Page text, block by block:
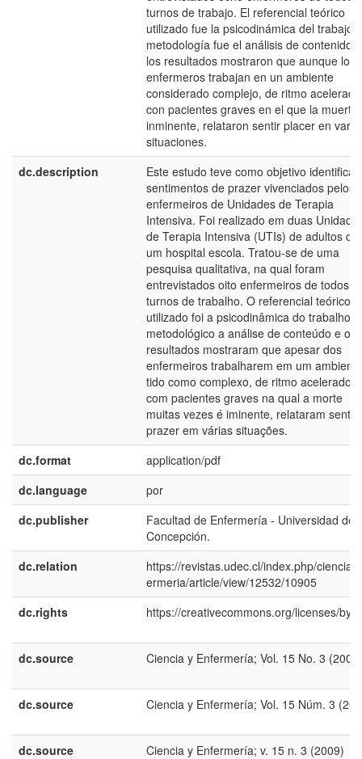
turnos de trabajo. El referencial teórico
utilizado fue la psicodinámica del trabajo
metodología fue el análisis de contenido y
los resultados mostraron que aunque los
enfermeros trabajan en un ambiente
considerado complejo, de ritmo
con pacientes graves en el que la muerte
inminente, relataron sentir placer en
situaciones.
dc.description
Este estudo teve como objetivo identificar
sentimentos de prazer vivenciados pelos
enfermeiros de Unidades de Terapia
Intensiva. Foi realizado em duas
de Terapia Intensiva (UTIs) de adultos de
um hospital escola. Tratou-se de uma
pesquisa qualitativa, na qual foram
entrevistados oito enfermeiros de todos
turnos de trabalho. O referencial teórico
utilizado foi a psicodinâmica do trabalho
metodológico a análise de conteúdo e os
resultados mostraram que apesar dos
enfermeiros trabalharem em um ambiente
tido como complexo, de ritmo acelerado,
com pacientes graves na qual a morte
muitas vezes é iminente, relataram sentir
prazer em várias situações.
dc.format
application/pdf
dc.language
por
dc.publisher
Facultad de Enfermería - Universidad de
Concepción.
dc.relation
https://revistas.udec.cl/index.php/
ermeria/article/view/12532/10905
dc.rights
https://creativecommons.org/licenses/by/
dc.source Ciencia y Enfermería; Vol. 15 No. 3 (2009)
dc.source Ciencia y Enfermería; Vol. 15 Núm. 3
dc.source Ciencia y Enfermería; v. 15 n. 3 (2009)